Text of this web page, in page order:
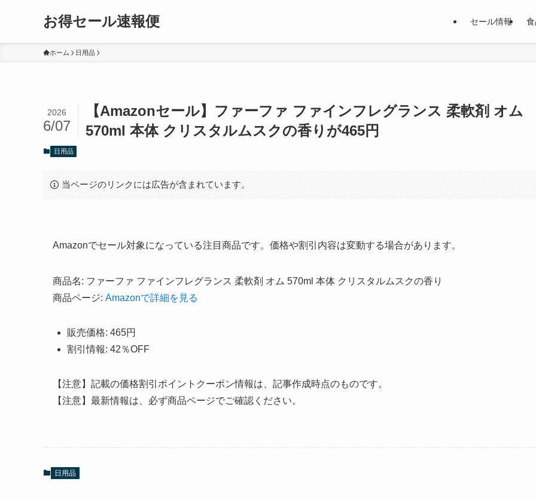
お得セール速報便 セール情報
ホーム 日用品
【Amazonセール】ファーファ ファインフレグランス 柔軟剤 オム
570ml 本体 クリスタルムスクの香りが465円
2026
6/07
日用品
当ページのリンクには広告が含まれています。
Amazonでセール対象になっている注目商品です。価格や割引内容は変動する場合があります。
商品名: ファーファ ファインフレグランス 柔軟剤 オム 570ml 本体 クリスタルムスクの香り
商品ページ: Amazonで詳細を見る
販売価格: 465円
割引情報: 42％OFF
【注意】記載の価格割引ポイントクーポン情報は、記事作成時点のものです。
【注意】最新情報は、必ず商品ページでご確認ください。
日用品